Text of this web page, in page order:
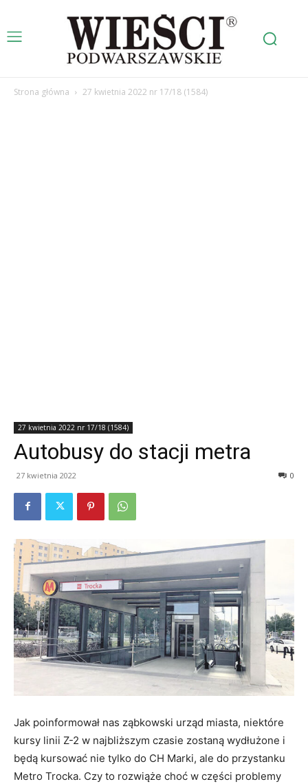
Strona główna 27 kwietnia 2022 nr 17/18 (1584)
27 kwietnia 2022 nr 17/18 (1584)
Autobusy do stacji metra
27 kwietnia 2022 0
Jak poinformował nas ząbkowski urząd miasta, niektóre
kursy linii Z-2 w najbliższym czasie zostaną wydłużone i
będą kursować nie tylko do CH Marki, ale do przystanku
Metro Trocka. Czy to rozwiąże choć w części problemy